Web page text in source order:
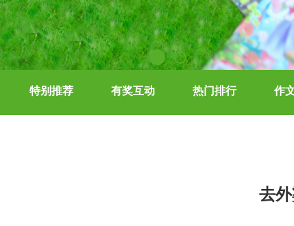
特别推荐 有奖互动 热门排行 作
去